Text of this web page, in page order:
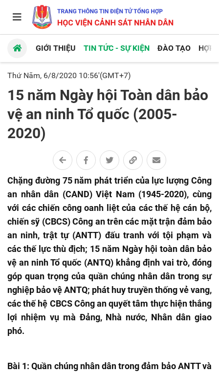
GIỚI THIỆU TIN TỨC - SỰ KIỆN ĐÀO TẠO HỢP
Thứ Năm, 6/8/2020 10:56'(GMT+7)
15 năm Ngày hội Toàn dân bảo
vệ an ninh Tổ quốc (2005-
2020)
Chặng đường 75 năm phát triển của lực lượng Công
an nhân dân (CAND) Việt Nam (1945-2020), cùng
với các chiến công oanh liệt của các thế hệ cán bộ,
chiến sỹ (CBCS) Công an trên các mặt trận đảm bảo
an ninh, trật tự (ANTT) đấu tranh với tội phạm và
các thế lực thù địch; 15 năm Ngày hội toàn dân bảo
vệ an ninh Tổ quốc (ANTQ) khẳng định vai trò, đóng
góp quan trọng của quần chúng nhân dân trong sự
nghiệp bảo vệ ANTQ; phát huy truyền thống vẻ vang,
các thế hệ CBCS Công an quyết tâm thực hiện thắng
lợi nhiệm vụ mà Đảng, Nhà nước, Nhân dân giao
phó.
Bài 1: Quần chúng nhân dân trong đảm bảo ANTT và